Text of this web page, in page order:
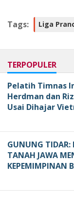
Tags: Liga
TERPOPULER
Pelatih Timnas
Herdman dan
Usai Dihajar
GUNUNG TIDAR:
TANAH JAWA
KEPEMIMPINAN